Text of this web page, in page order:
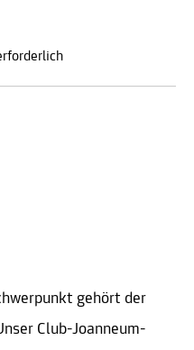
gehört der
Club-Joanneum-